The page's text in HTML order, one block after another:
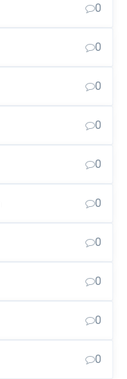
0
0
0
0
0
0
0
0
0
0